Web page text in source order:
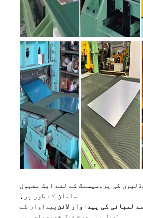
کی پروسیسنگ کے لئے ایک مقبول
سامان کے طور پر،
لمبائی کی پیداوار لائن پیداوار کے
عمل میں درج ذیل خصوصیات ہیں: